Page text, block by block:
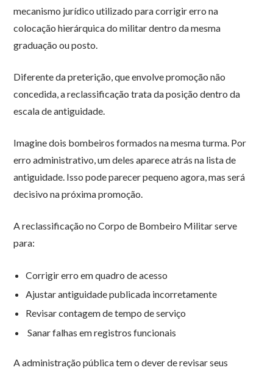
mecanismo jurídico utilizado para corrigir erro na
colocação hierárquica do militar dentro da mesma
graduação ou posto.
Diferente da preterição, que envolve promoção não
concedida, a reclassificação trata da posição dentro da
escala de antiguidade.
Imagine dois bombeiros formados na mesma turma. Por
erro administrativo, um deles aparece atrás na lista de
antiguidade. Isso pode parecer pequeno agora, mas será
decisivo na próxima promoção.
A reclassificação no Corpo de Bombeiro Militar serve
para:
Corrigir erro em quadro de acesso
Ajustar antiguidade publicada incorretamente
Revisar contagem de tempo de serviço
Sanar falhas em registros funcionais
A administração pública tem o dever de revisar seus